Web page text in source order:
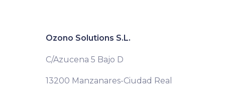
Ozono Solutions S.L.
C/Azucena 5 Bajo D
13200 Manzanares-Ciudad Real